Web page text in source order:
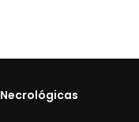
Necrológicas